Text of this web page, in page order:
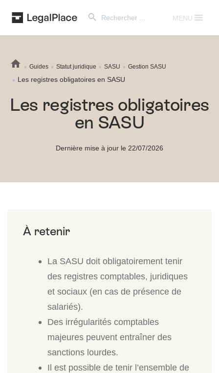
for:
MENU
Guides Statut juridique SASU Gestion SASU
Les registres obligatoires en SASU
Les registres obligatoires
en SASU
Dernière mise à jour le 22/07/2026
La SASU doit obligatoirement tenir
des registres comptables, juridiques
et sociaux (en cas de présence de
salariés).
Des irrégularités comptables
majeures peuvent entraîner des
sanctions lourdes.
Il est possible de tenir l’ensemble de